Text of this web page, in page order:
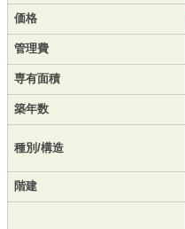
価格
管理費
専有面積
築年数
種別/構造
階建